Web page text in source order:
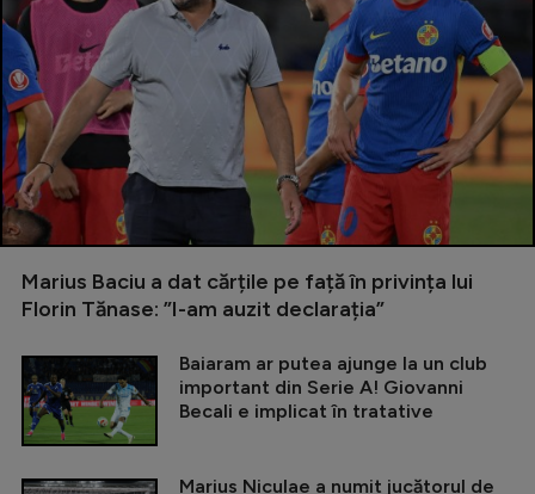
Marius Baciu a dat cărțile pe față în privința lui
Florin Tănase: ”I-am auzit declarația”
Baiaram ar putea ajunge la un club
important din Serie A! Giovanni
Becali e implicat în tratative
Marius Niculae a numit jucătorul de